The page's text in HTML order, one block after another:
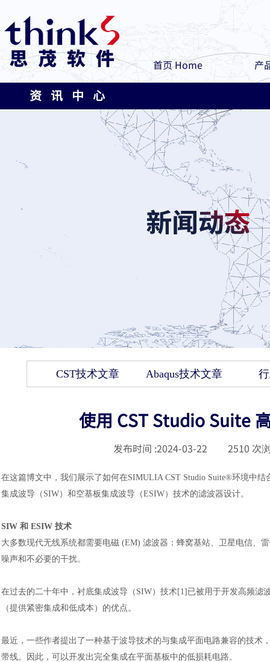
首页 Home 产
资 讯 中 心
CST技术文章 Abaqus技术文章
使用 CST Studio Suite
发布时间 :2024-03-22 2510 次
在这篇博文中，我们展示了如何在SIMULIA CST Studio Suite®环境中结
集成波导（ SIW）和空基板集成波导（ESIW）技术的滤波器设计。
SIW 和 ESIW 技术
大多数现代无线系统都需要电磁 (EM) 滤波器：蜂窝基站、卫星电信、
噪声和不必要的干扰。
在过去的二十年中，衬底集成波导（ SIW）技术[1]已被用于开发高频滤
（提供紧密集成和低成本）的优点。
最近，一些作者提出了一种基于波导技术的与集成平面电路兼容的技术
带线。因此，可以开发出完全集成在平面基板中的低损耗电路。